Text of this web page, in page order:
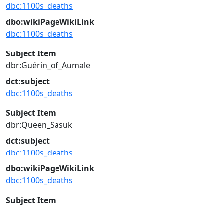
dbc:1100s_deaths
dbo:wikiPageWikiLink
dbc:1100s_deaths
Subject Item
dbr:Guérin_of_Aumale
dct:subject
dbc:1100s_deaths
Subject Item
dbr:Queen_Sasuk
dct:subject
dbc:1100s_deaths
dbo:wikiPageWikiLink
dbc:1100s_deaths
Subject Item